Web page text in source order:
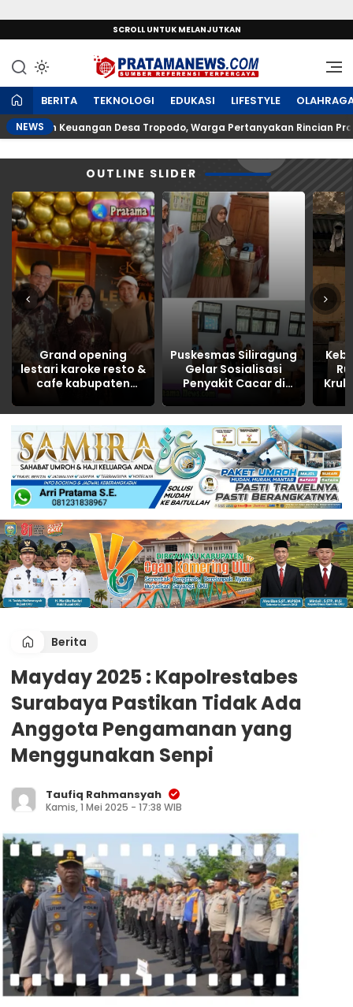
SCROLL UNTUK MELANJUTKAN
PratamaNews.com
Sumber Referensi Terpercaya
BERITA TEKNOLOGI EDUKASI LIFESTYLE
NEWS
Keuangan Desa Tropodo, Warga Pertanyakan Rincian Proyek
OUTLINE SLIDER
Grand opening
lestari karoke resto &
cafe kabupaten
2026
Puskesmas Siliragung
Gelar Sosialisasi
Penyakit Cacar di
Berita
Mayday 2025 : Kapolrestabes
Surabaya Pastikan Tidak Ada
Anggota Pengamanan yang
Menggunakan Senpi
Taufiq Rahmansyah
Kamis, 1 Mei 2025 - 17:38 WIB